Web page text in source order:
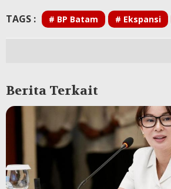
TAGS : # BP Batam # Ekspansi
Berita Terkait